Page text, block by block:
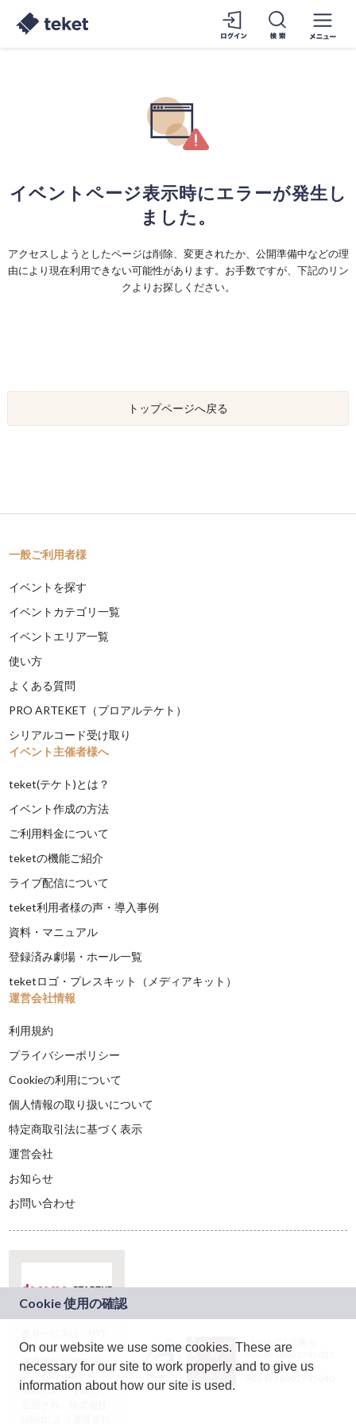
イベントページ表示時にエラーが発生し
ました。
アクセスしようとしたページは削除、変更されたか、公開準備中などの理
由により現在利用できない可能性があります。お手数ですが、下記のリン
クよりお探しください。
トップページへ戻る
一般ご利用者様
イベントを探す
イベントカテゴリ一覧
イベントエリア一覧
使い方
よくある質問
PRO ARTEKET（プロアルテケト）
シリアルコード受け取り
イベント主催者様へ
teket(テケト)とは？
イベント作成の方法
ご利用料金について
teketの機能ご紹介
ライブ配信について
teket利用者様の声・導入事例
資料・マニュアル
登録済み劇場・ホール一覧
teketロゴ・プレスキット（メディアキット）
運営会社情報
利用規約
プライバシーポリシー
Cookieの利用について
個人情報の取り扱いについて
特定商取引法に基づく表示
運営会社
お知らせ
お問い合わせ
ドコモグループの新
規事業創出プログラ
ム「docomo
STARTUP」を通じて
JASRAC許諾番号：
9024936001Y45037
JASRAC許諾番号：
On our website we use some cookies. These are
necessary for our site to work properly and to give us
information about how our site is used.